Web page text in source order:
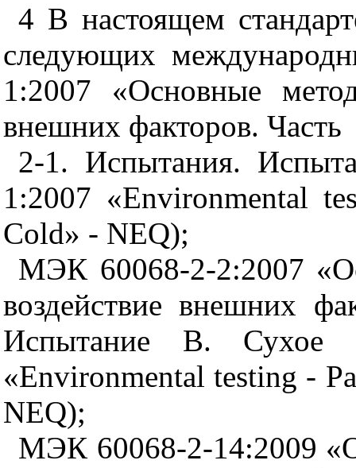
4 В настоящем
следующих
1:2007 «Основные
внешних факторов. Часть
2-1. Испытания.
1:2007 «Environmental
Cold» - NEQ);
МЭК 60068-2-2:2007
воздействие внешних
Испытание В. Сухое
«Environmental testing -
NEQ);
МЭК 60068-2-14:2009